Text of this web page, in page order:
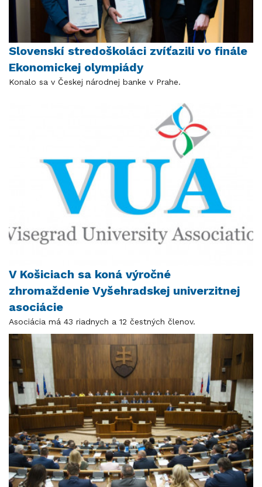
Slovenskí stredoškoláci zvíťazili vo finále
Ekonomickej olympiády
Konalo sa v Českej národnej banke v Prahe.
V Košiciach sa koná výročné
zhromaždenie Vyšehradskej univerzitnej
asociácie
Asociácia má 43 riadnych a 12 čestných členov.